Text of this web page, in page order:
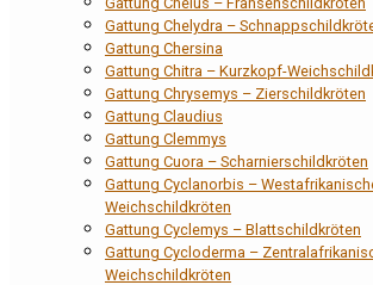
Gattung Chelydra –
Gattung Chersina
Gattung Chitra – Kurzkopf-
Gattung Chrysemys – Zierschildkröten
Gattung Claudius
Gattung Clemmys
Gattung Cuora – Scharnierschildkröten
Gattung Cyclanorbis –
Weichschildkröten
Gattung Cyclemys – Blattschildkröten
Gattung Cycloderma –
Weichschildkröten